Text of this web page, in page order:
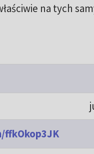
na tych